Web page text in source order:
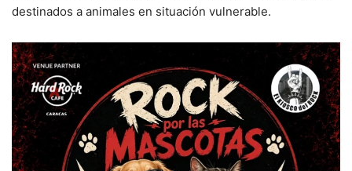
destinados a animales en situación vulnerable.